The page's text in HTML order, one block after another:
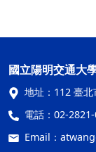
國立陽明交通大
地址： 112 臺
電話： 02-
Email：